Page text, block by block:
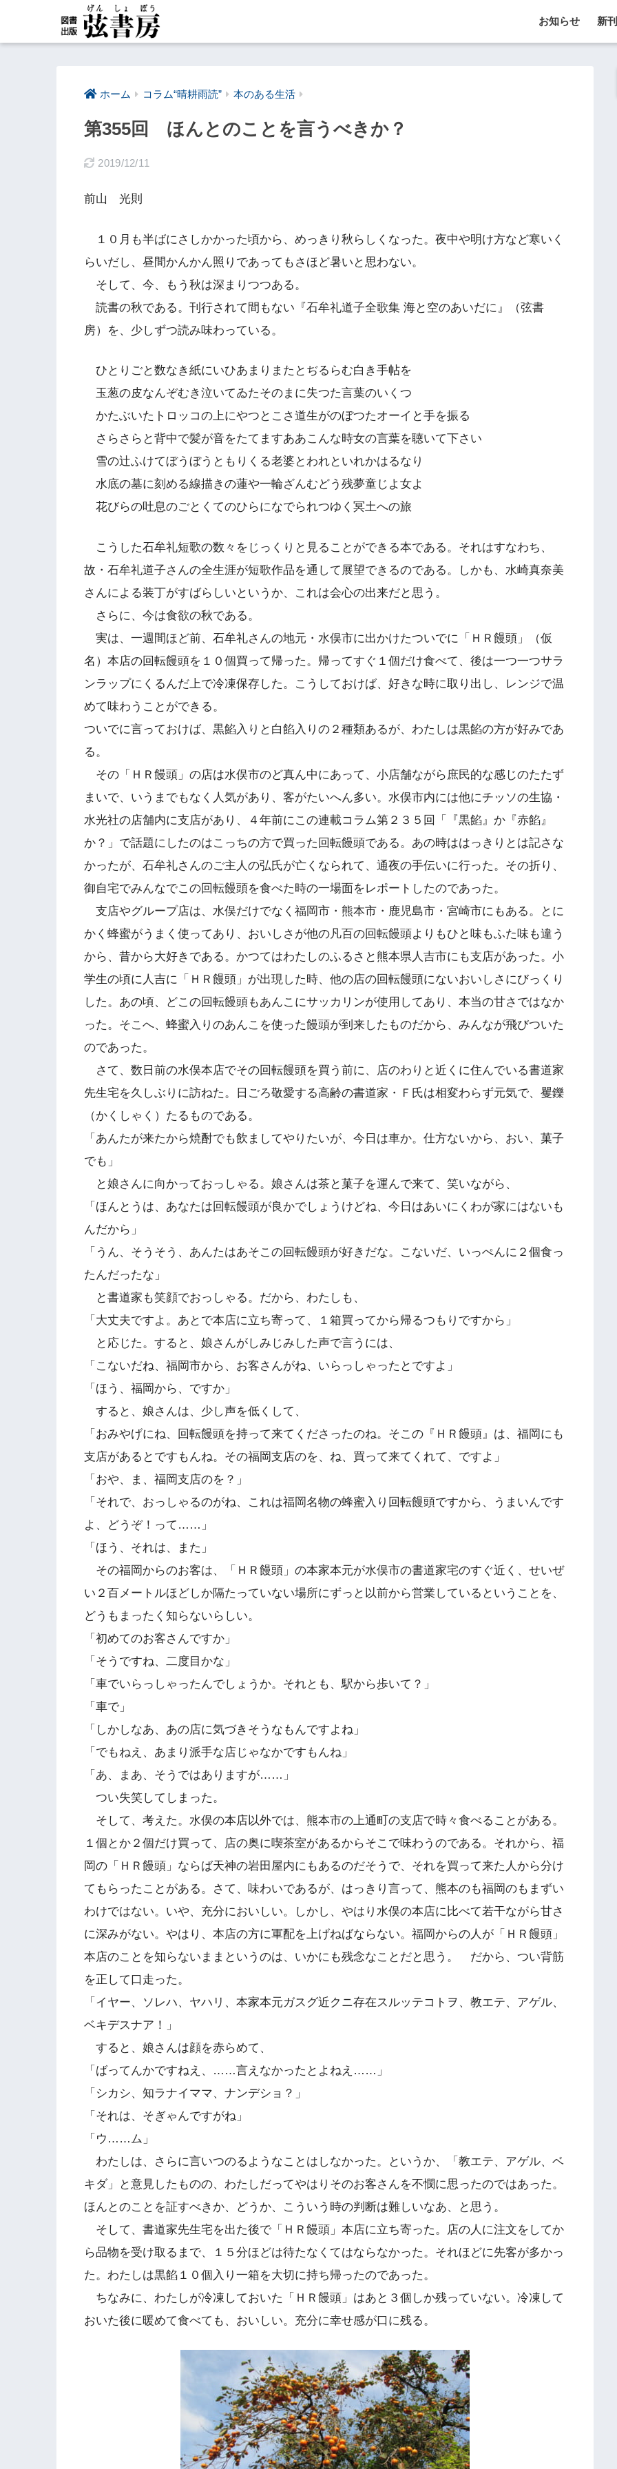
お知らせ 新
ホーム コラム“晴耕雨読” 本のある生活
第355回 ほんとのことを言うべきか？
2019/12/11
前山 光則
１０月も半ばにさしかかった頃から、めっきり秋らしくなった。夜中や明け方など寒いく
らいだし、昼間かんかん照りであってもさほど暑いと思わない。
そして、今、もう秋は深まりつつある。
読書の秋である。刊行されて間もない『石牟礼道子全歌集 海と空のあいだに』（弦書
房）を、少しずつ読み味わっている。
ひとりごと数なき紙にいひあまりまたとぢるらむ白き手帖を
玉葱の皮なんぞむき泣いてゐたそのまに失つた言葉のいくつ
かたぶいたトロッコの上にやつとこさ道生がのぼつたオーイと手を振る
さらさらと背中で髪が音をたてますああこんな時女の言葉を聴いて下さい
雪の辻ふけてぼうぼうともりくる老婆とわれといれかはるなり
水底の墓に刻める線描きの蓮や一輪ざんむどう残夢童じよ女よ
花びらの吐息のごとくてのひらになでられつゆく冥土への旅
こうした石牟礼短歌の数々をじっくりと見ることができる本である。それはすなわち、
故・石牟礼道子さんの全生涯が短歌作品を通して展望できるのである。しかも、水崎真奈美
さんによる装丁がすばらしいというか、これは会心の出来だと思う。
さらに、今は食欲の秋である。
実は、一週間ほど前、石牟礼さんの地元・水俣市に出かけたついでに「ＨＲ饅頭」（仮
名）本店の回転饅頭を１０個買って帰った。帰ってすぐ１個だけ食べて、後は一つ一つサラ
ンラップにくるんだ上で冷凍保存した。こうしておけば、好きな時に取り出し、レンジで温
めて味わうことができる。
ついでに言っておけば、黒餡入りと白餡入りの２種類あるが、わたしは黒餡の方が好みであ
る。
その「ＨＲ饅頭」の店は水俣市のど真ん中にあって、小店舗ながら庶民的な感じのたたず
まいで、いうまでもなく人気があり、客がたいへん多い。水俣市内には他にチッソの生協・
水光社の店舗内に支店があり、４年前にこの連載コラム第２３５回「『黒餡』か『赤餡』
か？」で話題にしたのはこっちの方で買った回転饅頭である。あの時ははっきりとは記さな
かったが、石牟礼さんのご主人の弘氏が亡くなられて、通夜の手伝いに行った。その折り、
御自宅でみんなでこの回転饅頭を食べた時の一場面をレポートしたのであった。
支店やグループ店は、水俣だけでなく福岡市・熊本市・鹿児島市・宮崎市にもある。とに
かく蜂蜜がうまく使ってあり、おいしさが他の凡百の回転饅頭よりもひと味もふた味も違う
から、昔から大好きである。かつてはわたしのふるさと熊本県人吉市にも支店があった。小
学生の頃に人吉に「ＨＲ饅頭」が出現した時、他の店の回転饅頭にないおいしさにびっくり
した。あの頃、どこの回転饅頭もあんこにサッカリンが使用してあり、本当の甘さではなか
った。そこへ、蜂蜜入りのあんこを使った饅頭が到来したものだから、みんなが飛びついた
のであった。
さて、数日前の水俣本店でその回転饅頭を買う前に、店のわりと近くに住んでいる書道家
先生宅を久しぶりに訪ねた。日ごろ敬愛する高齢の書道家・Ｆ氏は相変わらず元気で、矍鑠
（かくしゃく）たるものである。
「あんたが来たから焼酎でも飲ましてやりたいが、今日は車か。仕方ないから、おい、菓子
でも」
と娘さんに向かっておっしゃる。娘さんは茶と菓子を運んで来て、笑いながら、
「ほんとうは、あなたは回転饅頭が良かでしょうけどね、今日はあいにくわが家にはないも
んだから」
「うん、そうそう、あんたはあそこの回転饅頭が好きだな。こないだ、いっぺんに２個食っ
たんだったな」
と書道家も笑顔でおっしゃる。だから、わたしも、
「大丈夫ですよ。あとで本店に立ち寄って、１箱買ってから帰るつもりですから」
と応じた。すると、娘さんがしみじみした声で言うには、
「こないだね、福岡市から、お客さんがね、いらっしゃったとですよ」
「ほう、福岡から、ですか」
すると、娘さんは、少し声を低くして、
「おみやげにね、回転饅頭を持って来てくださったのね。そこの『ＨＲ饅頭』は、福岡にも
支店があるとですもんね。その福岡支店のを、ね、買って来てくれて、ですよ」
「おや、ま、福岡支店のを？」
「それで、おっしゃるのがね、これは福岡名物の蜂蜜入り回転饅頭ですから、うまいんです
よ、どうぞ！って……」
「ほう、それは、また」
その福岡からのお客は、「ＨＲ饅頭」の本家本元が水俣市の書道家宅のすぐ近く、せいぜ
い２百メートルほどしか隔たっていない場所にずっと以前から営業しているということを、
どうもまったく知らないらしい。
「初めてのお客さんですか」
「そうですね、二度目かな」
「車でいらっしゃったんでしょうか。それとも、駅から歩いて？」
「車で」
「しかしなあ、あの店に気づきそうなもんですよね」
「でもねえ、あまり派手な店じゃなかですもんね」
「あ、まあ、そうではありますが……」
つい失笑してしまった。
そして、考えた。水俣の本店以外では、熊本市の上通町の支店で時々食べることがある。
１個とか２個だけ買って、店の奥に喫茶室があるからそこで味わうのである。それから、福
岡の「ＨＲ饅頭」ならば天神の岩田屋内にもあるのだそうで、それを買って来た人から分け
てもらったことがある。さて、味わいであるが、はっきり言って、熊本のも福岡のもまずい
わけではない。いや、充分においしい。しかし、やはり水俣の本店に比べて若干ながら甘さ
に深みがない。やはり、本店の方に軍配を上げねばならない。福岡からの人が「ＨＲ饅頭」
本店のことを知らないままというのは、いかにも残念なことだと思う。 だから、つい背筋
を正して口走った。
「イヤー、ソレハ、ヤハリ、本家本元ガスグ近クニ存在スルッテコトヲ、教エテ、アゲル、
ベキデスナア！」
すると、娘さんは顔を赤らめて、
「ばってんかですねえ、……言えなかったとよねえ……」
「シカシ、知ラナイママ、ナンデショ？」
「それは、そぎゃんですがね」
「ウ……ム」
わたしは、さらに言いつのるようなことはしなかった。というか、「教エテ、アゲル、ベ
キダ」と意見したものの、わたしだってやはりそのお客さんを不憫に思ったのではあった。
ほんとのことを証すべきか、どうか、こういう時の判断は難しいなあ、と思う。
そして、書道家先生宅を出た後で「ＨＲ饅頭」本店に立ち寄った。店の人に注文をしてか
ら品物を受け取るまで、１５分ほどは待たなくてはならなかった。それほどに先客が多かっ
た。わたしは黒餡１０個入り一箱を大切に持ち帰ったのであった。
ちなみに、わたしが冷凍しておいた「ＨＲ饅頭」はあと３個しか残っていない。冷凍して
おいた後に暖めて食べても、おいしい。充分に幸せ感が口に残る。